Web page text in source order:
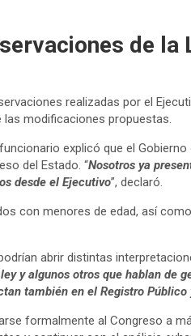
de la
realizadas por el
modificaciones propuestas.
explicó que el
del Estado. “Nosotros ya
desde el Ejecutivo”, declaró.
con menores de edad, así
abrir distintas
y algunos otros que hablan de
también en el Registro
formalmente al Congreso a